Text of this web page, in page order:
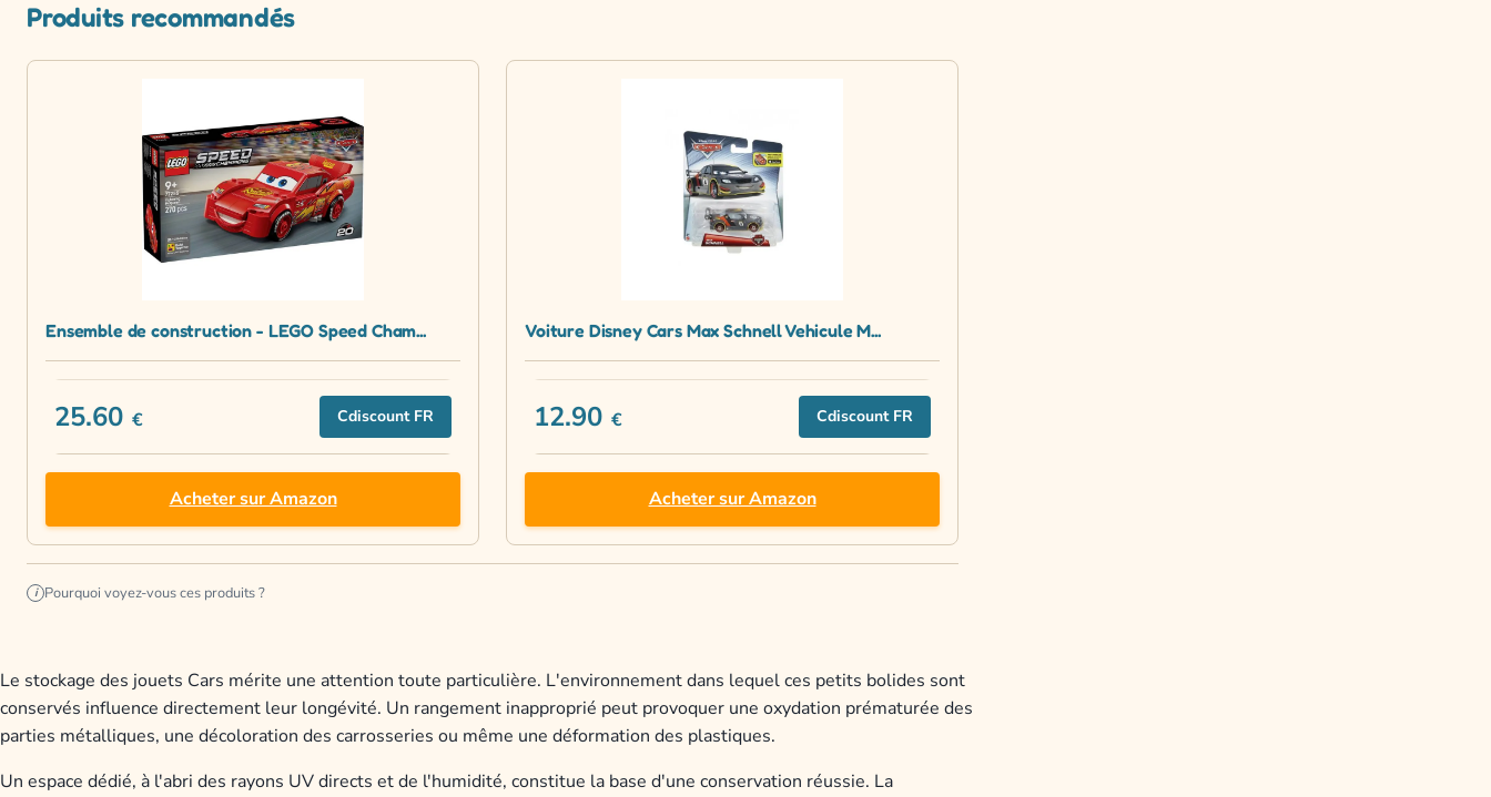
Produits recommandés
Ensemble de construction - LEGO Speed Cham...
25.60 € Cdiscount FR
Acheter sur Amazon
Voiture Disney Cars Max Schnell Vehicule M...
12.90 € Cdiscount FR
Acheter sur Amazon
i Pourquoi voyez-vous ces produits ?
Le stockage des jouets Cars mérite une attention toute particulière. L'environnement dans lequel ces petits bolides sont
conservés influence directement leur longévité. Un rangement inapproprié peut provoquer une oxydation prématurée des
parties métalliques, une décoloration des carrosseries ou même une déformation des plastiques.
Un espace dédié, à l'abri des rayons UV directs et de l'humidité, constitue la base d'une conservation réussie. La